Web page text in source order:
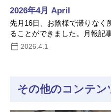
2026年4月 April
先月16日、お陰様で滞りなく
ることができました。月報記
2026.4.1
その他のコンテン